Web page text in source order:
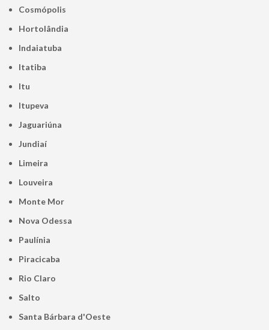
Cosmópolis
Hortolândia
Indaiatuba
Itatiba
Itu
Itupeva
Jaguariúna
Jundiaí
Limeira
Louveira
Monte Mor
Nova Odessa
Paulínia
Piracicaba
Rio Claro
Salto
Santa Bárbara d'Oeste